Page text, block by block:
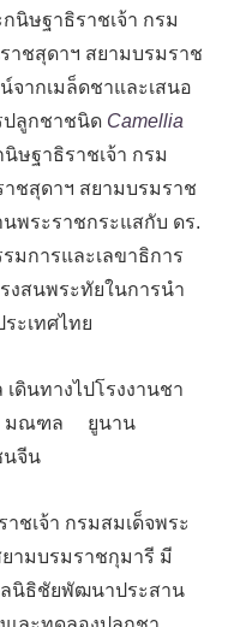
นิษฐาธิราชเจ้า กรม
าชสุดาฯ สยามบรมราช
จากเมล็ดชาและเสนอ
ปลูกชาชนิด Camellia
ษฐาธิราชเจ้า กรม
าชสุดาฯ สยามบรมราช
พระราชกระแสกับ ดร.
มการและเลขาธิการ
สนพระทัยในการนำ
ะเทศไทย
เดินทางไปโรงงานชา
มณฑล ยูนาน
นจีน
ชเจ้า กรมสมเด็จพระ
ามบรมราชกุมารี มี
นิธิชัยพัฒนาประสาน